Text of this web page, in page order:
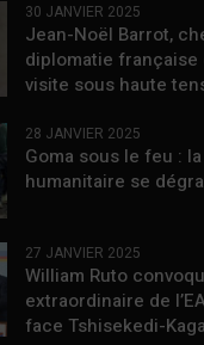
30 JANVIER 2025
Jean-Noël Barrot,
diplomatie française
visite sous haute
28 JANVIER 2025
Goma sous le feu :
humanitaire se
27 JANVIER 2025
William Ruto
extraordinaire de
face Tshisekedi-